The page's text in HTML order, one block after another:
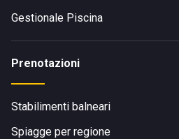
Gestionale Piscina
Prenotazioni
Stabilimenti balneari
Spiagge per regione